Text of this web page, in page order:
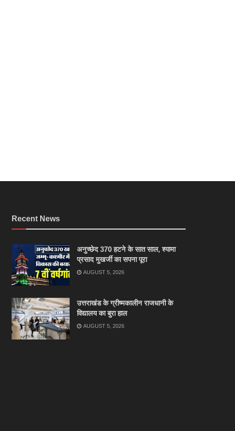
Recent News
अनुच्छेद 370 हटने के सात साल, श्यामा
प्रसाद मुखर्जी का सपना पूरा
AUGUST 5, 2026
उत्तराखंड के ग्रीष्मकालीन राजधानी के
विद्यालय का बुरा हाल
AUGUST 5, 2026